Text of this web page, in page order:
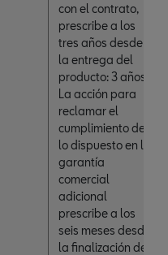
con el contrato,
prescribe a los
tres años desde
la entrega del
producto: 3 años.
La acción para
reclamar el
cumplimiento de
lo dispuesto en la
garantía
comercial
adicional
prescribe a los
seis meses desde
la finalización del